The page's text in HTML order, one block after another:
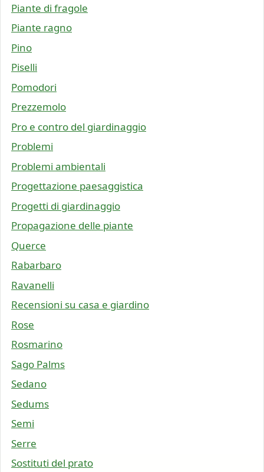
Piante di fragole
Piante ragno
Pino
Piselli
Pomodori
Prezzemolo
Pro e contro del giardinaggio
Problemi
Problemi ambientali
Progettazione paesaggistica
Progetti di giardinaggio
Propagazione delle piante
Querce
Rabarbaro
Ravanelli
Recensioni su casa e giardino
Rose
Rosmarino
Sago Palms
Sedano
Sedums
Semi
Serre
Sostituti del prato